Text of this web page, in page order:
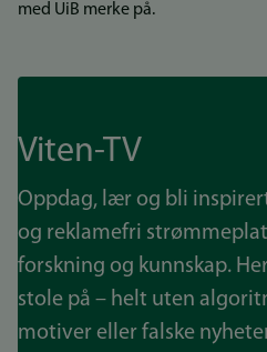
Viten-TV
Oppdag, lær og bli
og reklamefri
forskning og kunnskap.
stole på – helt uten
motiver eller falske